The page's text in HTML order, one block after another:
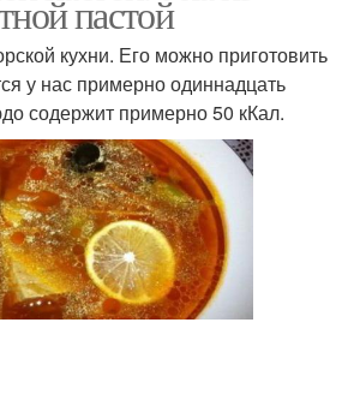
пастой
кухни. Его можно приготовить
у нас примерно одиннадцать
содержит примерно 50 кКал.